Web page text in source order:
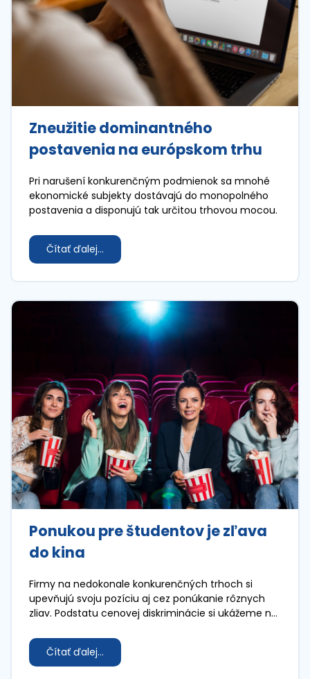
Zneužitie dominantného
postavenia na európskom trhu
Pri narušení konkurenčným podmienok sa mnohé
ekonomické subjekty dostávajú do monopolného
postavenia a disponujú tak určitou trhovou mocou.
Čítať ďalej...
Ponukou pre študentov je zľava
do kina
Firmy na nedokonale konkurenčných trhoch si
upevňujú svoju pozíciu aj cez ponúkanie rôznych
zliav. Podstatu cenovej diskriminácie si ukážeme na
predstavenie.
Čítať ďalej...